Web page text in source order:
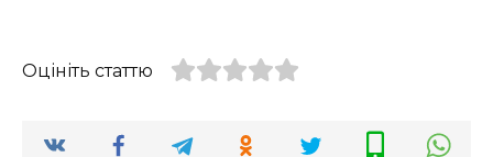
Оцініть статтю